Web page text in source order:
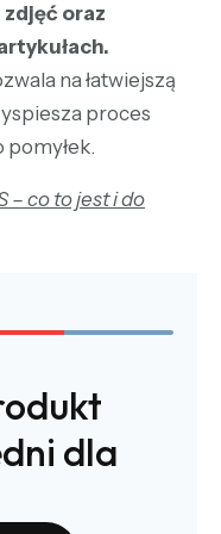
oraz
na łatwiejszą
proces
– co to jest i do
dla